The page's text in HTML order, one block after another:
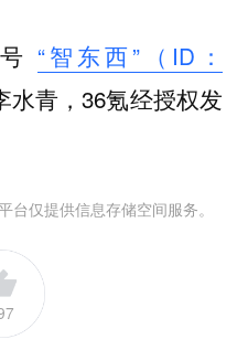
“智东西”（ID：
水青，36氪经授权发
仅提供信息存储空间服务。